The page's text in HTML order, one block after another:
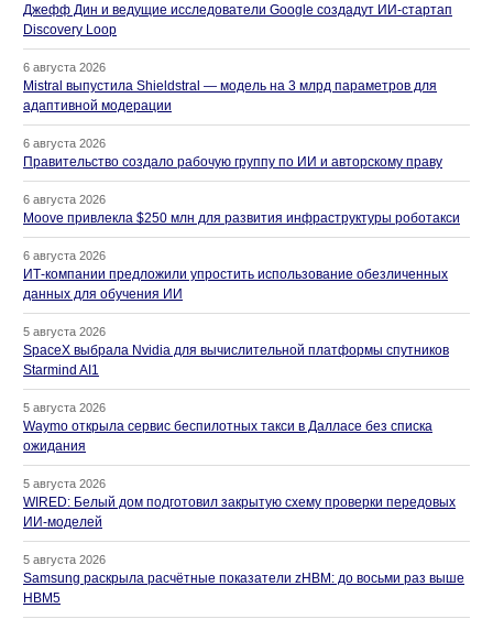
Джефф Дин и ведущие исследователи Google создадут ИИ-стартап
Discovery Loop
6 августа 2026
Mistral выпустила Shieldstral — модель на 3 млрд параметров для
адаптивной модерации
6 августа 2026
Правительство создало рабочую группу по ИИ и авторскому праву
6 августа 2026
Moove привлекла $250 млн для развития инфраструктуры роботакси
6 августа 2026
ИТ-компании предложили упростить использование обезличенных
данных для обучения ИИ
5 августа 2026
SpaceX выбрала Nvidia для вычислительной платформы спутников
Starmind AI1
5 августа 2026
Waymo открыла сервис беспилотных такси в Далласе без списка
ожидания
5 августа 2026
WIRED: Белый дом подготовил закрытую схему проверки передовых
ИИ-моделей
5 августа 2026
Samsung раскрыла расчётные показатели zHBM: до восьми раз выше
HBM5